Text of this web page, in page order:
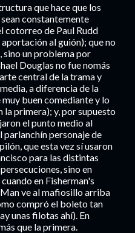
que hace que los
constantemente
cotorreo de Paul Rudd
aportación al guión); que no
sino un problema por
Douglas no fue nomás
central de la trama y
a diferencia de la
buen comediante y lo
la primera); y, por supuesto
el punto medio al
personaje de
que esta vez sí usaron
para las distintas
sino en
en Fisherman's
ve al mafiosillo arriba
compró el boleto tan
unas filotas ahí). En
que la primera.